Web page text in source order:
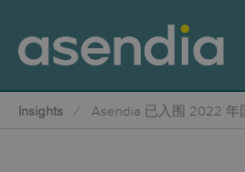
Insights Asendia 已入围 2022 年